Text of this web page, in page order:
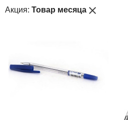
Акция: Товар месяца close